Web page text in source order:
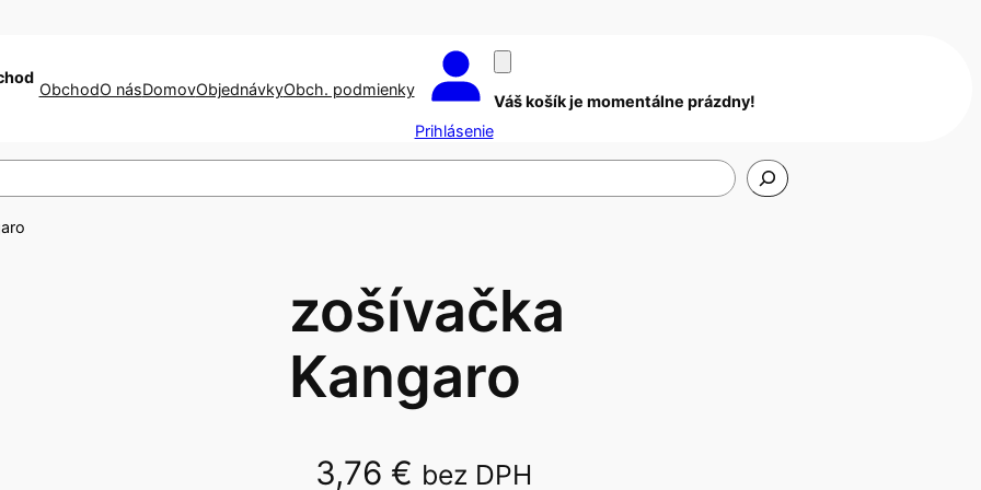
ObchodO násDomovObjednávkyObch. podmienky
Prihlásenie
Váš košík je momentálne prázdny!
zošívačka
Kangaro
3,76 € bez DPH